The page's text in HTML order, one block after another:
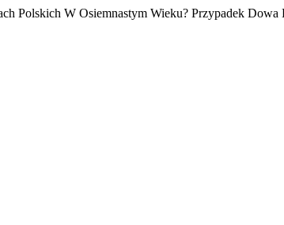
Polskich W Osiemnastym Wieku? Przypadek Dowa